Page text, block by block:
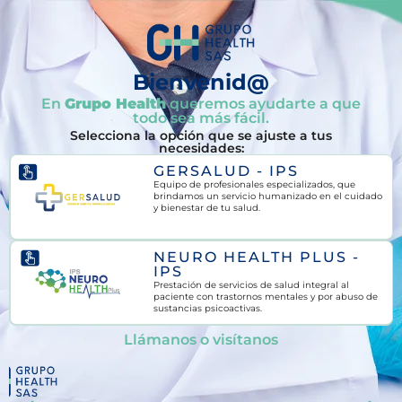
Bienvenid@
En Grupo Healthqueremos ayudarte a que
todo sea más fácil.
Selecciona la opción que se ajuste a tus
necesidades:
GERSALUD - IPS
Equipo de profesionales especializados, que
brindamos un servicio humanizado en el cuidado
y bienestar de tu salud.
NEURO HEALTH PLUS -
IPS
Prestación de servicios de salud integral al
paciente con trastornos mentales y por abuso de
sustancias psicoactivas.
Llámanos o visítanos